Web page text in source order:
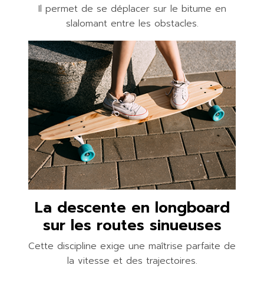
Il permet de se déplacer sur le bitume en
slalomant entre les obstacles.
La descente en longboard
sur les routes sinueuses
Cette discipline exige une maîtrise parfaite de
la vitesse et des trajectoires.